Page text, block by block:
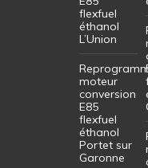
flexfuel
éthanol
L’Union
moteur
conversion
E85
flexfuel
éthanol
Portet sur
Garonne